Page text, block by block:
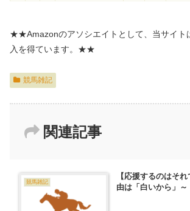
★★Amazonのアソシエイトとして、当サイト
入を得ています。★★
競馬雑記
関連記事
競馬雑記
【応援するのはそ
由は「白いから」～